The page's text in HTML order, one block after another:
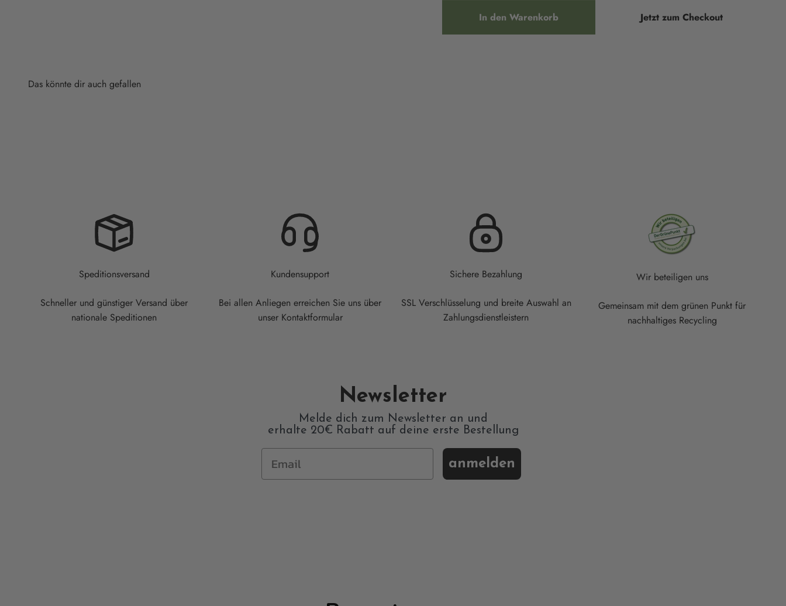
In den Warenkorb Jetzt zum Checkout
Speditionsversand
Schneller und günstiger Versand über
nationale Speditionen
Kundensupport
Bei allen Anliegen erreichen Sie uns über
unser Kontaktformular
Sichere Bezahlung
SSL Verschlüsselung und breite Auswahl an
Zahlungsdienstleistern
Wir beteiligen uns
Gemeinsam mit dem grünen Punkt für
nachhaltiges Recycling
Newsletter
Melde dich zum Newsletter an und
erhalte 20€ Rabatt auf deine erste Bestellung
anmelden